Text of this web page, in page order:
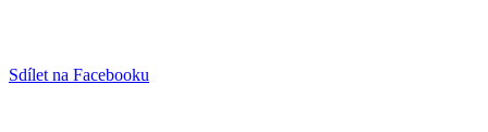
Sdílet na Facebooku